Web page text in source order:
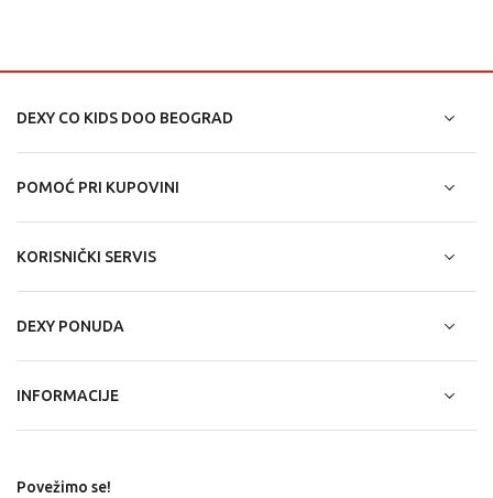
DEXY CO KIDS DOO BEOGRAD
POMOĆ PRI KUPOVINI
KORISNIČKI SERVIS
DEXY PONUDA
INFORMACIJE
Povežimo se!